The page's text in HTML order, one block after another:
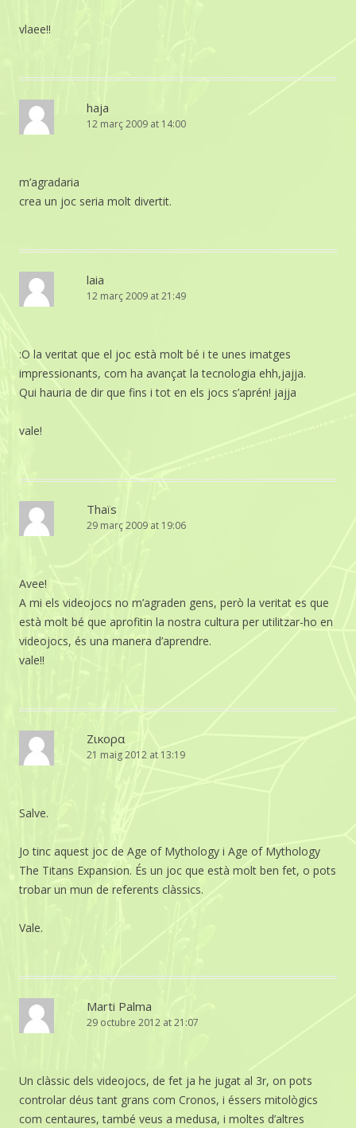
vlaee!!
haja
12 març 2009 at 14:00
m’agradaria
crea un joc seria molt divertit.
laia
12 març 2009 at 21:49
:O la veritat que el joc està molt bé i te unes imatges
impressionants, com ha avançat la tecnologia ehh,jajja.
Qui hauria de dir que fins i tot en els jocs s’aprén! jajja
vale!
Thaïs
29 març 2009 at 19:06
Avee!
A mi els videojocs no m’agraden gens, però la veritat es que
està molt bé que aprofitin la nostra cultura per utilitzar-ho en
videojocs, és una manera d’aprendre.
vale!!
Ζικορα
21 maig 2012 at 13:19
Salve.
Jo tinc aquest joc de Age of Mythology i Age of Mythology
The Titans Expansion. És un joc que està molt ben fet, o pots
trobar un mun de referents clàssics.
Vale.
Marti Palma
29 octubre 2012 at 21:07
Un clàssic dels videojocs, de fet ja he jugat al 3r, on pots
controlar déus tant grans com Cronos, i éssers mitològics
com centaures, també veus a medusa, i moltes d’altres